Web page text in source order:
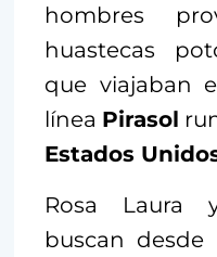
hombres
huastecas
que viajaban
línea Pirasol
Estados
Rosa Laura
buscan desde